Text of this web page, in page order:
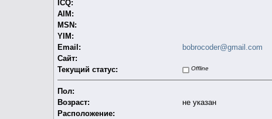
ICQ:
AIM:
MSN:
YIM:
Email:
bobrocoder@gmail.com
Сайт:
Текущий статус:
Offline
Пол:
Возраст:
не указан
Расположение: